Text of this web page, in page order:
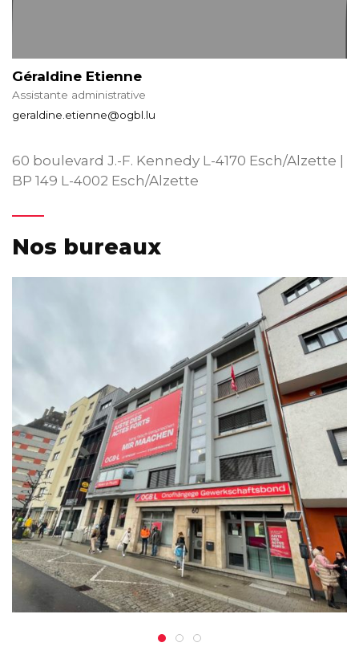
Géraldine Etienne
Assistante administrative
geraldine.etienne@ogbl.lu
60 boulevard J.-F. Kennedy L-4170 Esch/Alzette |
BP 149 L-4002 Esch/Alzette
Nos bureaux